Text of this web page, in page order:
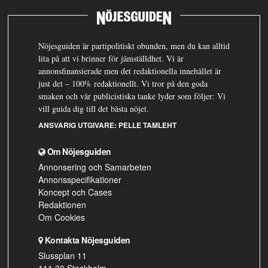
Nöjesguiden är partipolitiskt obunden, men du kan alltid
lita på att vi brinner för jämställdhet. Vi är
annonsfinansierade men det redaktionella innehållet är
just det – 100% redaktionellt. Vi tror på den goda
smaken och vår publicistiska tanke lyder som följer: Vi
vill guida dig till det bästa nöjet.
ANSVARIG UTGIVARE: PELLE TAMLEHT
Om Nöjesguiden
Annonsering och Samarbeten
Annonsspecifikationer
Koncept och Cases
Redaktionen
Om Cookies
Kontakta Nöjesguiden
Slussplan 11